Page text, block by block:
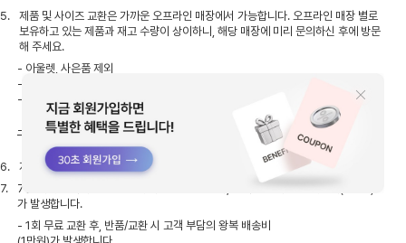
5.
제품 및 사이즈 교환은 가까운 오프라인 매장에서 가능합니다. 오프라인 매장 별로
보유하고 있는 제품과 재고 수량이 상이하니, 해당 매장에 미리 문의하신 후에 방문
해 주세요.
- 아울렛, 사은품 제외
- 택 제거, 사용 흔적 있을 경우 교환 불가.
- 제품 수령 후 7일, 구매 후 10일이 지나지 않은 제품만
- 자사몰 결제 금액보다 낮은 금액의 상품으로 교환 시,
차액 환불 불가
6.
자사몰에서 구매한 제품은 매장 반품이 불가합니다.
7.
7일 이내 고객의 단순 변심에 의한 반품/교환 시, 고객 부담의 왕복 배송비(5천원)
가 발생합니다.
- 1회 무료 교환 후, 반품/교환 시 고객 부담의 왕복 배송비